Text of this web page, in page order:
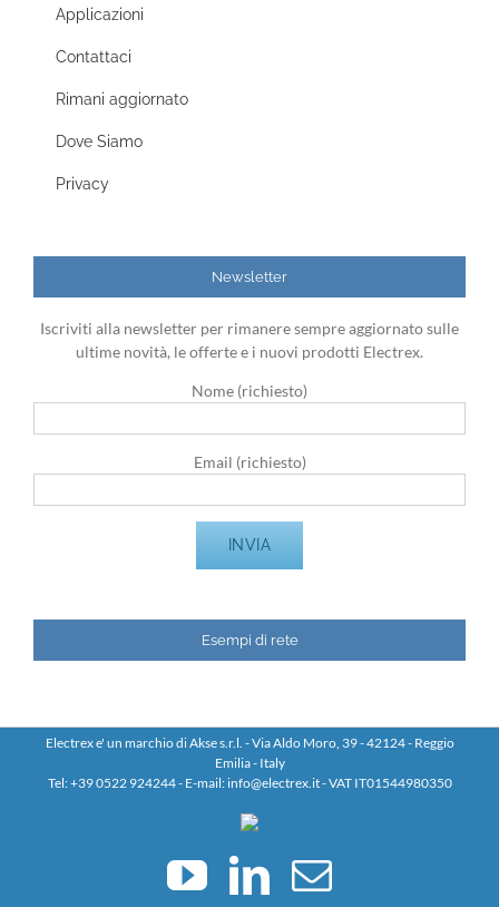
Applicazioni
Contattaci
Rimani aggiornato
Dove Siamo
Privacy
Newsletter
Iscriviti alla newsletter per rimanere sempre aggiornato sulle
ultime novità, le offerte e i nuovi prodotti Electrex.
Nome (richiesto)
Email (richiesto)
Esempi di rete
Electrex e' un marchio di Akse s.r.l. - Via Aldo Moro, 39 - 42124 - Reggio
Emilia - Italy
Tel: +39 0522 924244 - E-mail: info@electrex.it - VAT IT01544980350
YouTubeLinkedIn
Email